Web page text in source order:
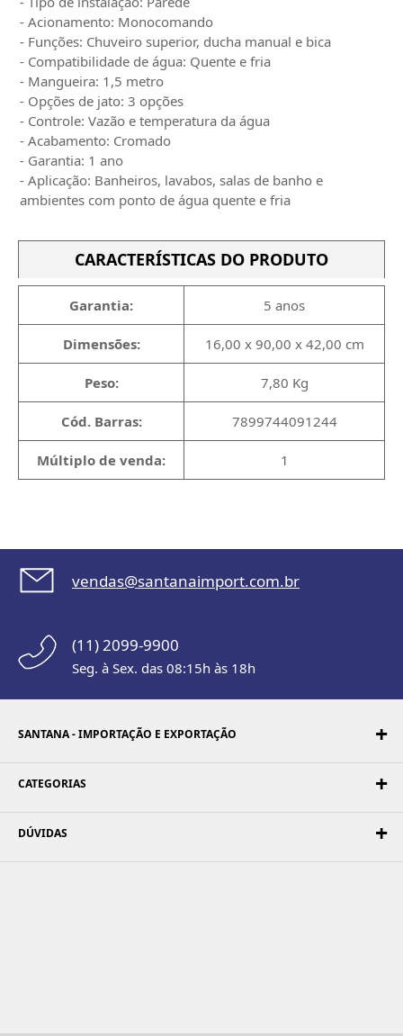
- Acionamento: Monocomando
- Funções: Chuveiro superior, ducha manual e bica
- Compatibilidade de água: Quente e fria
- Mangueira: 1,5 metro
- Opções de jato: 3 opções
- Controle: Vazão e temperatura da água
- Acabamento: Cromado
- Garantia: 1 ano
- Aplicação: Banheiros, lavabos, salas de banho e
ambientes com ponto de água quente e fria
CARACTERÍSTICAS DO PRODUTO
Garantia: 5 anos
Dimensões: 16,00 x 90,00 x 42,00 cm
Peso: 7,80 Kg
Cód. Barras: 7899744091244
Múltiplo de venda: 1
vendas@santanaimport.com.br
(11) 2099-9900
Seg. à Sex. das 08:15h às 18h
SANTANA - IMPORTAÇÃO E EXPORTAÇÃO
CATEGORIAS
DÚVIDAS